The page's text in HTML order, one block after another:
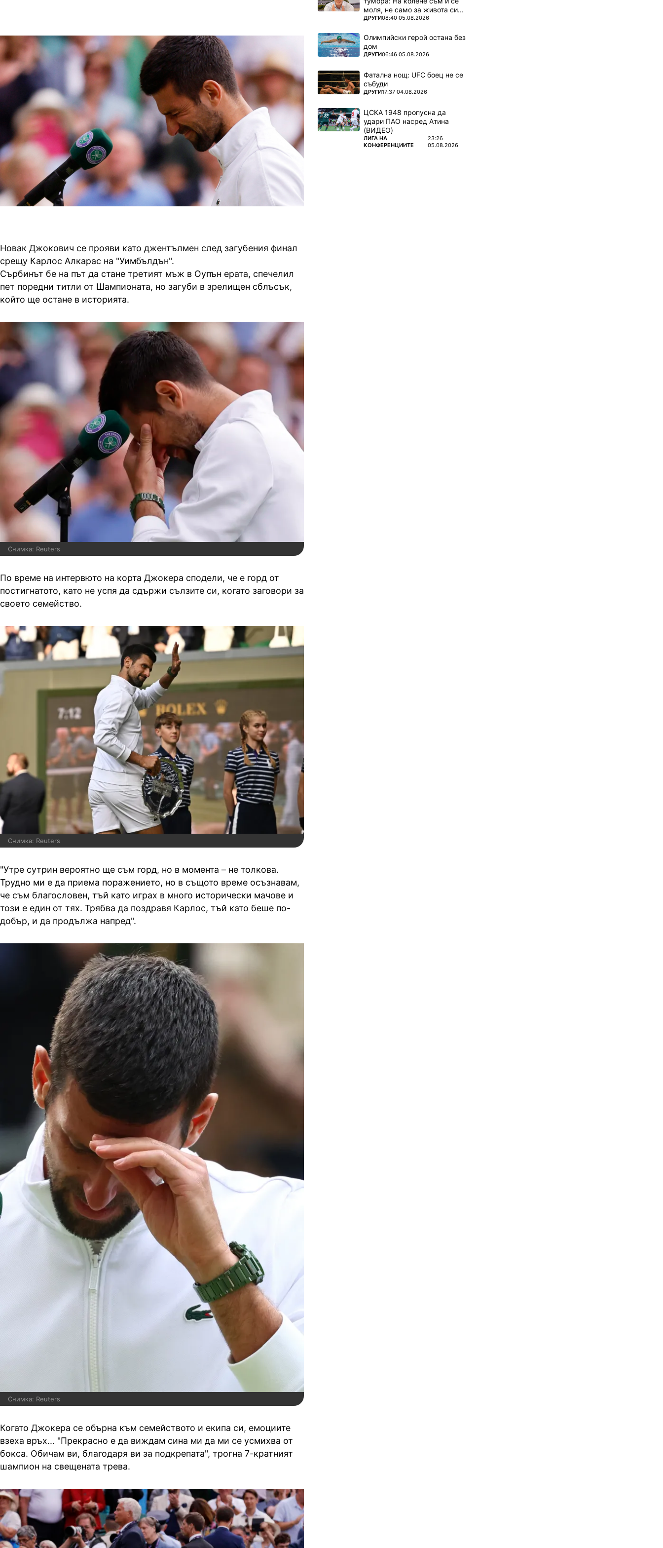
Новак Джокович се прояви като джентълмен след загубения финал
срещу Карлос Алкарас на "Уимбълдън".
Сърбинът бе на път да стане третият мъж в Оупън ерата, спечелил
пет поредни титли от Шампионата, но загуби в зрелищен сблъсък,
който ще остане в историята.
Снимка: Reuters
По време на интервюто на корта Джокера сподели, че е горд от
постигнатото, като не успя да сдържи сълзите си, когато заговори за
своето семейство.
Снимка: Reuters
"Утре сутрин вероятно ще съм горд, но в момента – не толкова.
Трудно ми е да приема поражението, но в същото време осъзнавам,
че съм благословен, тъй като играх в много исторически мачове и
този е един от тях. Трябва да поздравя Карлос, тъй като беше по-
добър, и да продължа напред".
Снимка: Reuters
Когато Джокера се обърна към семейството и екипа си, емоциите
взеха връх... "Прекрасно е да виждам сина ми да ми се усмихва от
бокса. Обичам ви, благодаря ви за подкрепата", трогна 7-кратният
шампион на свещената трева.
моля, не само за живота си...
ПОВЕЧЕ ОТ
ДРУГИ08:40 05.08.2026
Олимпийски герой остана без
дом
ПОВЕЧЕ ОТ
ДРУГИ06:46 05.08.2026
Фатална нощ: UFC боец не се
събуди
ПОВЕЧЕ ОТ
ДРУГИ17:37 04.08.2026
ЦСКА 1948 пропусна да
удари ПАО насред Атина
(ВИДЕО)
ПОВЕЧЕ ОТ
ЛИГА НА
КОНФЕРЕНЦИИТЕ
23:26
05.08.2026